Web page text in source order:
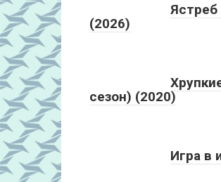
Ястреб
(2026)
сезон) (2020)
Игра в